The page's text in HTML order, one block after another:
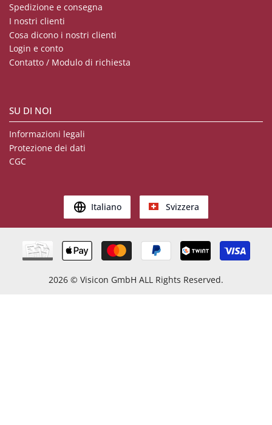
Spedizione e consegna
I nostri clienti
Cosa dicono i nostri clienti
Login e conto
Contatto / Modulo di richiesta
SU DI NOI
Informazioni legali
Protezione dei dati
CGC
Italiano Svizzera
2026 © Visicon GmbH ALL Rights Reserved.